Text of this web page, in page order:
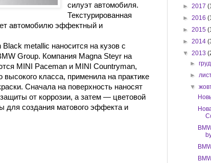
силуэт автомобиля.
Текстурированная
автомобилю эффектный и
metallic наносится на кузов с
Group. Компания Magna Steyr на
MINI Paceman и MINI Countryman,
класса, применила на практике
Сначала на поверхность наносят
от коррозии, а затем — цветовой
для создания матового эффекта и
► 2017
► 2016
► 2015
► 2014
▼ 2013
►
►
▼